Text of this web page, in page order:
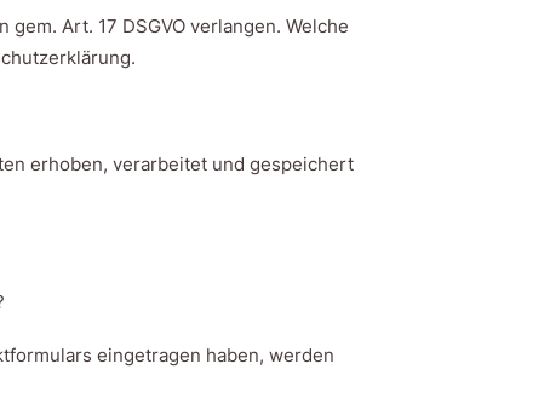
Art. 17 DSGVO verlangen. Welche
erhoben, verarbeitet und gespeichert
eingetragen haben, werden